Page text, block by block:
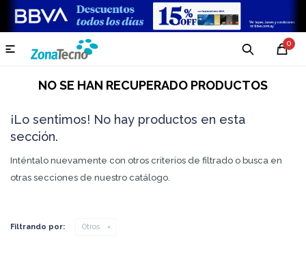
0

NO SE HAN RECUPERADO PRODUCTOS
¡Lo sentimos! No hay productos en esta
sección.
Inténtalo nuevamente con otros criterios de filtrado o busca en
otras secciones de nuestro catálogo.
Filtrando por: Otros